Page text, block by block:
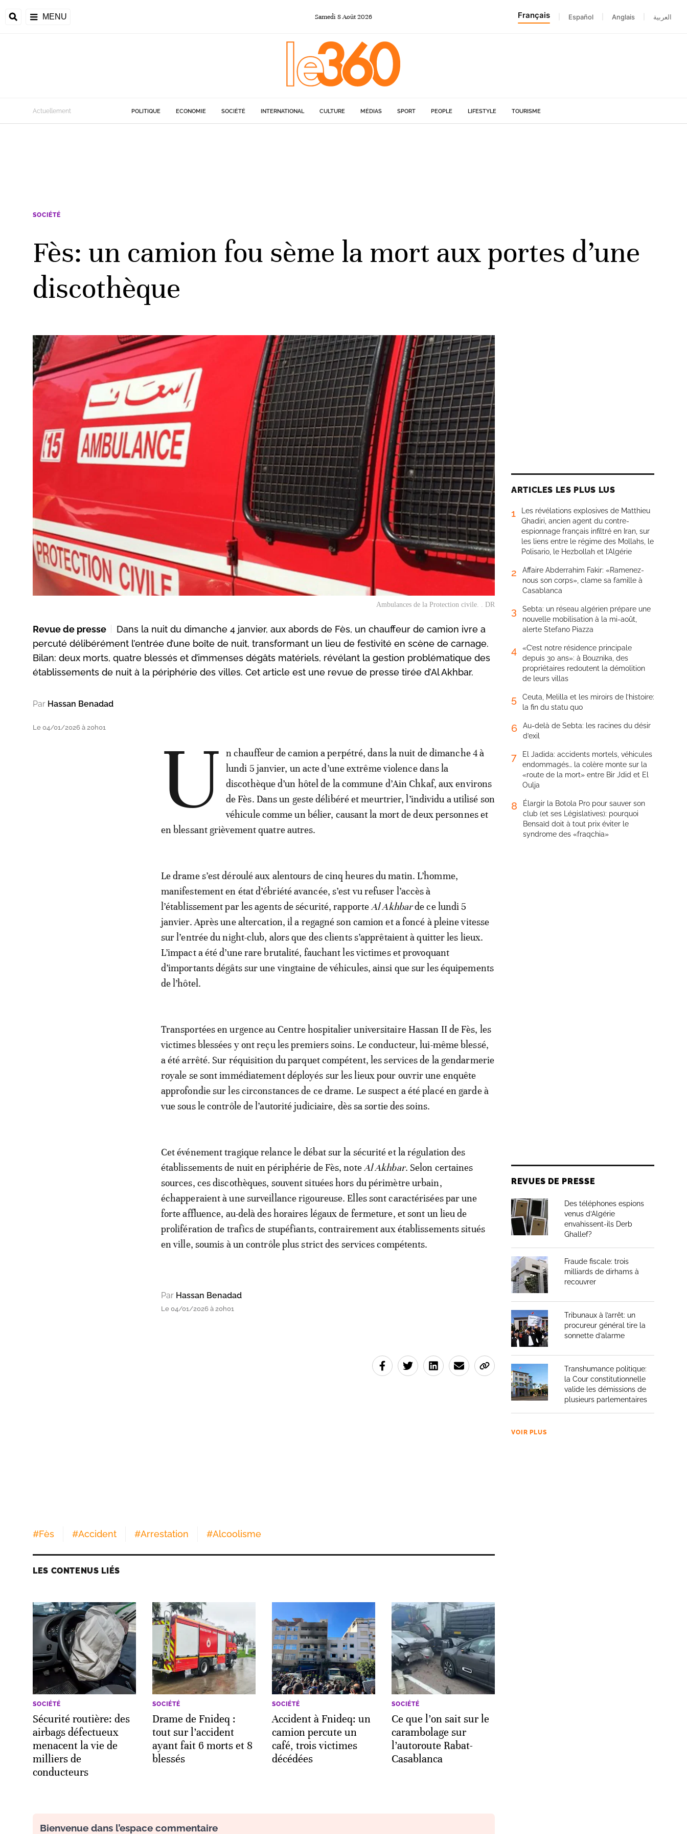
MENU Samedi 8Août2026 Français Español Anglais العربية
Actuellement POLITIQUE ECONOMIE SOCIÉTÉ INTERNATIONAL CULTURE MÉDIAS SPORT PEOPLE LIFESTYLE TOURISME
SOCIÉTÉ
Fès: un camion fou sème la mort aux portes d’une
discothèque
Ambulances de la Protection civile. . DR
Revue de presse
Dans la nuit du dimanche 4 janvier, aux abords de Fès, un chauffeur de camion ivre a
percuté délibérément l’entrée d’une boîte de nuit, transformant un lieu de festivité en scène de carnage.
Bilan: deux morts, quatre blessés et d’immenses dégâts matériels, révélant la gestion problématique des
établissements de nuit à la périphérie des villes. Cet article est une revue de presse tirée d’Al Akhbar.
Par Hassan Benadad
Le 04/01/2026 à 20h01 U
n chauffeur de camion a perpétré, dans la nuit de dimanche 4 à
lundi 5 janvier, un acte d’une extrême violence dans la
discothèque d’un hôtel de la commune d’Ain Chkaf, aux environs
de Fès. Dans un geste délibéré et meurtrier, l’individu a utilisé son
véhicule comme un bélier, causant la mort de deux personnes et
en blessant grièvement quatre autres.
Le drame s’est déroulé aux alentours de cinq heures du matin. L’homme,
manifestement en état d’ébriété avancée, s’est vu refuser l’accès à
l’établissement par les agents de sécurité, rapporte Al Akhbarde ce lundi 5
janvier. Après une altercation, il a regagné son camion et a foncé à pleine vitesse
sur l’entrée du night-club, alors que des clients s’apprêtaient à quitter les lieux.
L’impact a été d’une rare brutalité, fauchant les victimes et provoquant
d’importants dégâts sur une vingtaine de véhicules, ainsi que sur les équipements
de l’hôtel.
Transportées en urgence au Centre hospitalier universitaire Hassan II de Fès, les
victimes blessées y ont reçu les premiers soins. Le conducteur, lui-même blessé,
a été arrêté. Sur réquisition du parquet compétent, les services de la gendarmerie
royale se sont immédiatement déployés sur les lieux pour ouvrir une enquête
approfondie sur les circonstances de ce drame. Le suspect a été placé en garde à
vue sous le contrôle de l’autorité judiciaire, dès sa sortie des soins.
Cet événement tragique relance le débat sur la sécurité et la régulation des
établissements de nuit en périphérie de Fès, note Al Akhbar. Selon certaines
sources, ces discothèques, souvent situées hors du périmètre urbain,
échapperaient à une surveillance rigoureuse. Elles sont caractérisées par une
forte affluence, au-delà des horaires légaux de fermeture, et sont un lieu de
prolifération de trafics de stupéfiants, contrairement aux établissements situés
en ville, soumis à un contrôle plus strict des services compétents.
Par Hassan Benadad
Le 04/01/2026 à 20h01
#Fès #Accident #Arrestation #Alcoolisme
LES CONTENUS LIÉS
SOCIÉTÉ
Sécurité routière: des
airbags défectueux
menacent la vie de
milliers de
conducteurs
SOCIÉTÉ
Drame de Fnideq :
tout sur l’accident
ayant fait 6 morts et 8
blessés
SOCIÉTÉ
Accident à Fnideq: un
camion percute un
café, trois victimes
décédées
SOCIÉTÉ
Ce que l’on sait sur le
carambolage sur
l’autoroute Rabat-
Casablanca
Bienvenue dans l’espace commentaire
ARTICLES LES PLUS LUS
1
Les révélations explosives de Matthieu
Ghadiri, ancien agent du contre-
espionnage français infiltré en Iran, sur
les liens entre le régime des Mollahs, le
Polisario, le Hezbollah et l’Algérie
2
Affaire Abderrahim Fakir: «Ramenez-
nous son corps», clame sa famille à
Casablanca
3
Sebta: un réseau algérien prépare une
nouvelle mobilisation à la mi-août,
alerte Stefano Piazza
4
«C’est notre résidence principale
depuis 30 ans»: à Bouznika, des
propriétaires redoutent la démolition
de leurs villas
5
Ceuta, Melilla et les miroirs de l’histoire:
la fin du statu quo
6
Au-delà de Sebta: les racines du désir
d’exil
7
El Jadida: accidents mortels, véhicules
endommagés… la colère monte sur la
«route de la mort» entre Bir Jdid et El
Oulja
8
Élargir la Botola Pro pour sauver son
club (et ses Législatives): pourquoi
Bensaïd doit à tout prix éviter le
syndrome des «fraqchia»
REVUES DE PRESSE
Des téléphones espions
venus d’Algérie
envahissent-ils Derb
Ghallef?
Fraude fiscale: trois
milliards de dirhams à
recouvrer
Tribunaux à l’arrêt: un
procureur général tire la
sonnette d’alarme
Transhumance politique:
la Cour constitutionnelle
valide les démissions de
plusieurs parlementaires
VOIR PLUS